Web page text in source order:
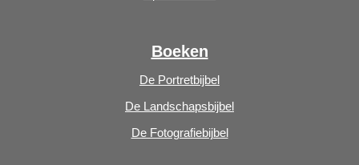
Boeken
De Portretbijbel
De Landschapsbijbel
De Fotografiebijbel